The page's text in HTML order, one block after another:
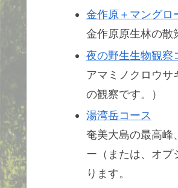
金作原＋マングロ
金作原原生林の散
夜の野生生物観察
アマミノクロウサ
の観察です。）
湯湾岳コース
奄美大島の最高峰
ー（または、オプ
ります。